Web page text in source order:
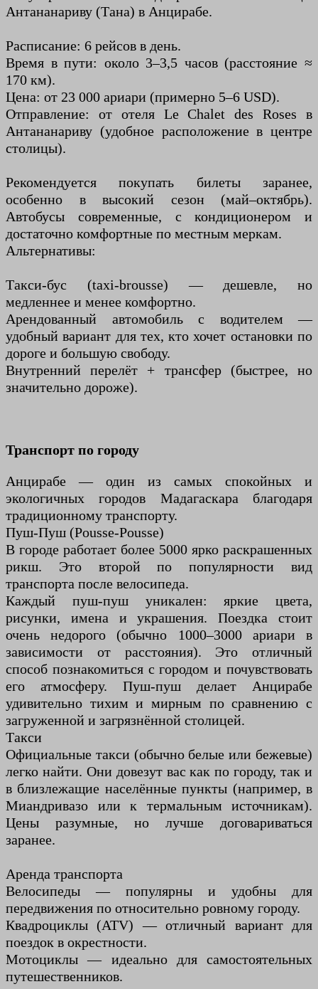
Антананариву (Тана) в Анцирабе.
Расписание: 6 рейсов в день.
Время в пути: около 3–3,5 часов (расстояние ≈
170 км).
Цена: от 23 000 ариари (примерно 5–6 USD).
Отправление: от отеля Le Chalet des Roses в
Антананариву (удобное расположение в центре
столицы).
Рекомендуется покупать билеты заранее,
особенно в высокий сезон (май–октябрь).
Автобусы современные, с кондиционером и
достаточно комфортные по местным меркам.
Альтернативы:
Такси-бус (taxi-brousse) — дешевле, но
медленнее и менее комфортно.
Арендованный автомобиль с водителем —
удобный вариант для тех, кто хочет остановки по
дороге и большую свободу.
Внутренний перелёт + трансфер (быстрее, но
значительно дороже).
Транспорт по городу
Анцирабе — один из самых спокойных и
экологичных городов Мадагаскара благодаря
традиционному транспорту.
Пуш-Пуш (Pousse-Pousse)
В городе работает более 5000 ярко раскрашенных
рикш. Это второй по популярности вид
транспорта после велосипеда.
Каждый пуш-пуш уникален: яркие цвета,
рисунки, имена и украшения. Поездка стоит
очень недорого (обычно 1000–3000 ариари в
зависимости от расстояния). Это отличный
способ познакомиться с городом и почувствовать
его атмосферу. Пуш-пуш делает Анцирабе
удивительно тихим и мирным по сравнению с
загруженной и загрязнённой столицей.
Такси
Официальные такси (обычно белые или бежевые)
легко найти. Они довезут вас как по городу, так и
в близлежащие населённые пункты (например, в
Миандривазо или к термальным источникам).
Цены разумные, но лучше договариваться
заранее.
Аренда транспорта
Велосипеды — популярны и удобны для
передвижения по относительно ровному городу.
Квадроциклы (ATV) — отличный вариант для
поездок в окрестности.
Мотоциклы — идеально для самостоятельных
путешественников.